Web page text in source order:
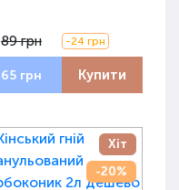
89 грн -24 грн
65 грн Купити
Хіт
-20%